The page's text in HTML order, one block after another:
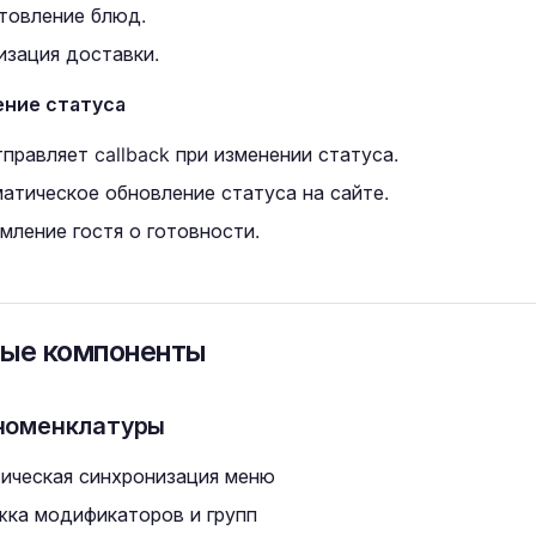
блюд.
доставки.
статуса
callback при изменении статуса.
обновление статуса на сайте.
гостя о готовности.
компоненты
синхронизация меню
модификаторов и групп